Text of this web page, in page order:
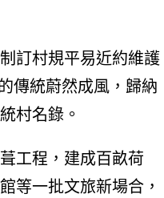
訂村規平易近約維護
傳統蔚然成風，歸納
村名錄。
工程，建成百畝荷
等一批文旅新場合，